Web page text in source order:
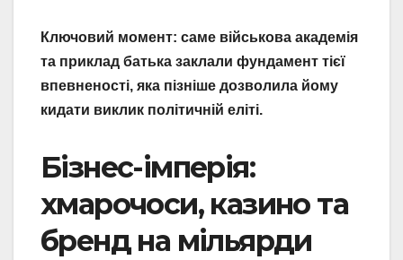
Ключовий момент: саме військова академія
та приклад батька заклали фундамент тієї
впевненості, яка пізніше дозволила йому
кидати виклик політичній еліті.
Бізнес-імперія:
хмарочоси, казино та
бренд на мільярди